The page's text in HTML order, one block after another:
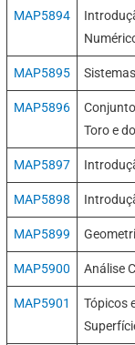
MAP5894
MAP5895
MAP5896
Toro e
MAP5897
MAP5898
MAP5899
MAP5900 Análise
MAP5901
Tópicos